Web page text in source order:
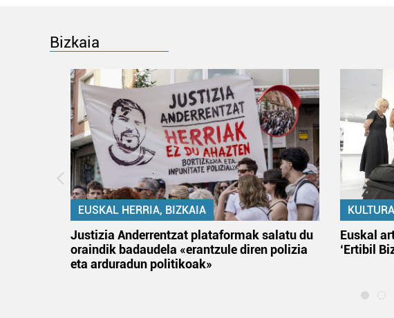
Bizkaia
EUSKAL HERRIA, BIZKAIA
Justizia Anderrentzat plataformak salatu du
oraindik badaudela «erantzule diren polizia
eta arduradun politikoak»
Euskal
‘Ertibil